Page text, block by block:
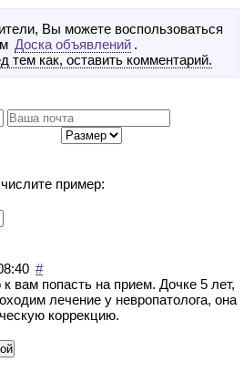
Вы можете воспользоваться
Доска объявлений .
тем как, оставить комментарий.
пример:
#
вам попасть на прием. Дочке 5 лет,
лечение у невропатолога, она
коррекцию.